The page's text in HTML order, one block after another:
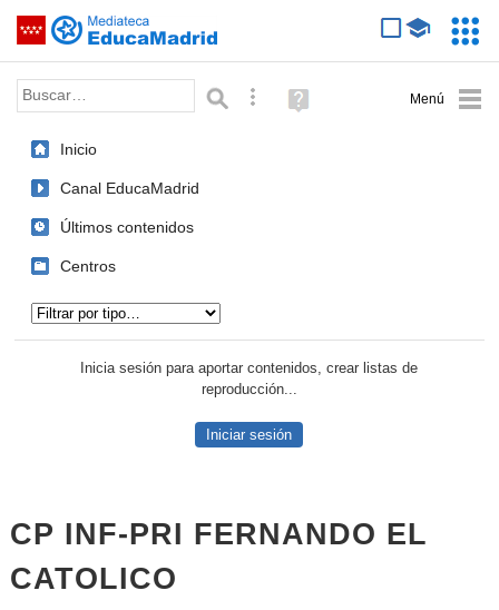
Saltar navegación
Palabra o frase: Búsqueda avanzada
Ayuda
(en
Inicio
Canal EducaMadrid
Últimos contenidos
Centros
Inicia sesión para aportar contenidos, crear listas de
reproducción...
Iniciar sesión
CP INF-PRI FERNANDO EL
CATOLICO